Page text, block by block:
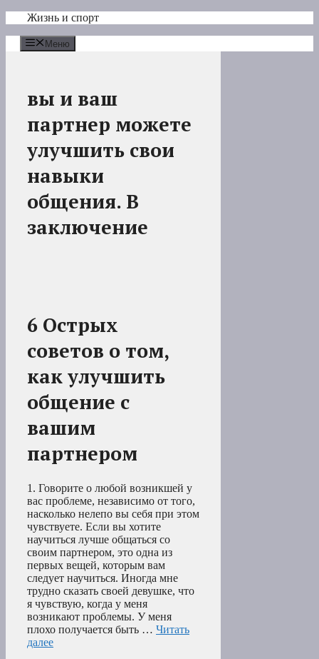
Перейти
содержимому
Жизнь и спорт
Меню
вы и ваш
партнер можете
улучшить свои
навыки
общения. В
заключение
6 Острых
советов о том,
как улучшить
общение с
вашим
партнером
1. Говорите о любой возникшей у
вас проблеме, независимо от того,
насколько нелепо вы себя при этом
чувствуете. Если вы хотите
научиться лучше общаться со
своим партнером, это одна из
первых вещей, которым вам
следует научиться. Иногда мне
трудно сказать своей девушке, что
я чувствую, когда у меня
возникают проблемы. У меня
плохо получается быть … Читать
далее